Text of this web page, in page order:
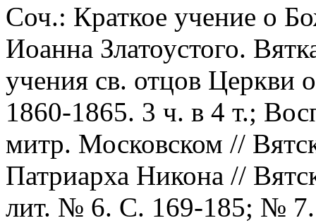
Соч.: Краткое учение о
Иоанна Златоустого.
учения св. отцов Церкви
1860-1865. 3 ч. в 4 т.;
митр. Московском //
Патриарха Никона //
лит. № 6. С. 169-185; №